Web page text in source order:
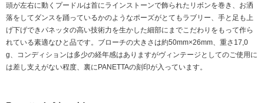
頭が左右に動くプードルは首にラインストーンで飾られたリボンを巻き、お洒
落をしてダンスを踊っているかのようなポーズがとてもラブリー、手と足も上
げ下げできパネッタの高い技術力を生かした細部にまでこだわりをもって作ら
れている素適なひと品です。ブローチの大きさは約50mm×26mm、重さ17,0
g、コンディションは多少の経年感はありますがヴィンテージとしてのご使用に
は差し支えがない程度、裏にPANETTAの刻印が入っています。